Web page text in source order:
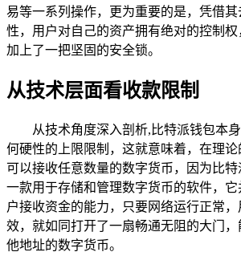
易等一系列操作，更为重要的是，凭借
性，用户对自己的资产拥有绝对的控制
加上了一把坚固的安全锁。
从技术层面看收款限制
从技术角度深入剖析,比特派钱包本
何硬性的上限限制，这就意味着，在理
可以接收任意数量的数字货币，因为比
一款用于存储和管理数字货币的软件，它
户接收资金的能力，只要网络运行正常
效，就如同打开了一扇畅通无阻的大门
他地址的数字货币。